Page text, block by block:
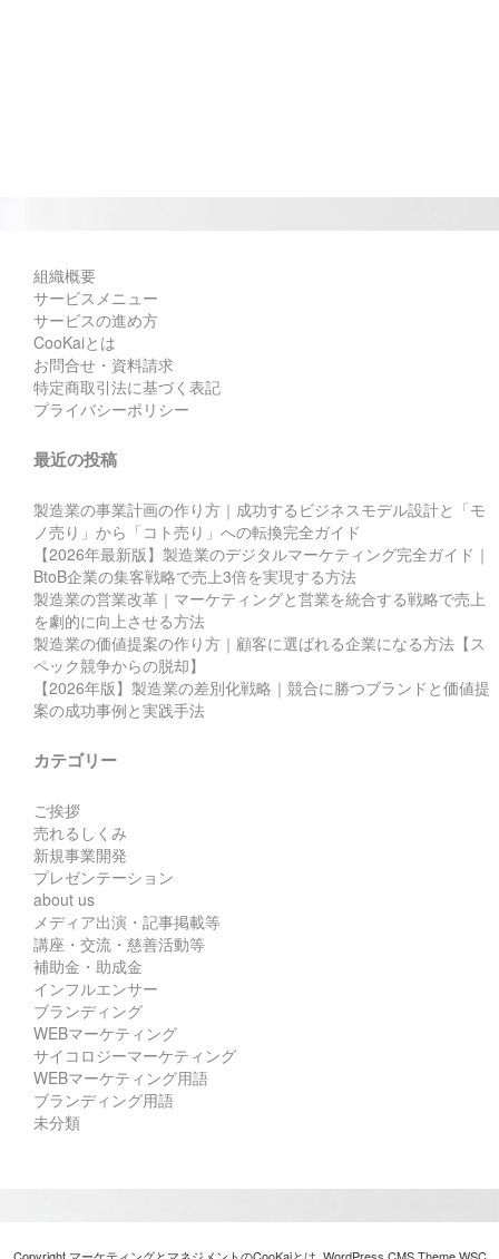
組織概要
サービスメニュー
サービスの進め方
CooKaiとは
お問合せ・資料請求
特定商取引法に基づく表記
プライバシーポリシー
最近の投稿
製造業の事業計画の作り方｜成功するビジネスモデル設計と「モ
ノ売り」から「コト売り」への転換完全ガイド
【2026年最新版】製造業のデジタルマーケティング完全ガイド｜
BtoB企業の集客戦略で売上3倍を実現する方法
製造業の営業改革｜マーケティングと営業を統合する戦略で売上
を劇的に向上させる方法
製造業の価値提案の作り方｜顧客に選ばれる企業になる方法【ス
ペック競争からの脱却】
【2026年版】製造業の差別化戦略｜競合に勝つブランドと価値提
案の成功事例と実践手法
カテゴリー
ご挨拶
売れるしくみ
新規事業開発
プレゼンテーション
about us
メディア出演・記事掲載等
講座・交流・慈善活動等
補助金・助成金
インフルエンサー
ブランディング
WEBマーケティング
サイコロジーマーケティング
WEBマーケティング用語
ブランディング用語
未分類
Copyright マーケティングとマネジメントのCooKaiとは. WordPress CMS ThemeWSC